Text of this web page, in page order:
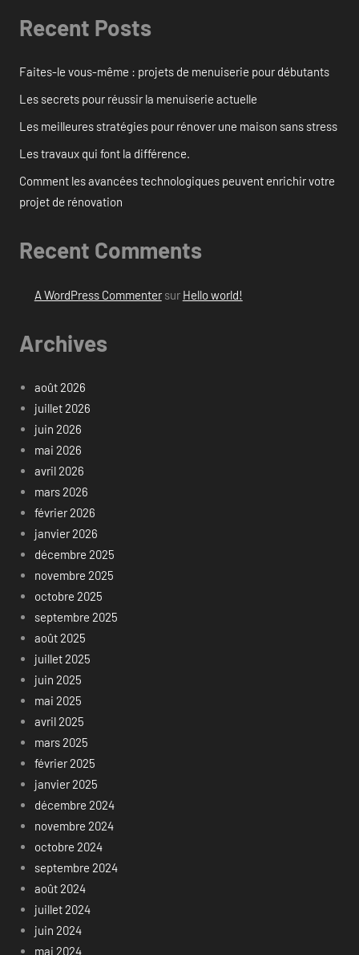
Recent Posts
Faites-le vous-même : projets de menuiserie pour débutants
Les secrets pour réussir la menuiserie actuelle
Les meilleures stratégies pour rénover une maison sans stress
Les travaux qui font la différence.
Comment les avancées technologiques peuvent enrichir votre
projet de rénovation
Recent Comments
A WordPress Commentersur Hello world!
Archives
août 2026
juillet 2026
juin 2026
mai 2026
avril 2026
mars 2026
février 2026
janvier 2026
décembre 2025
novembre 2025
octobre 2025
septembre 2025
août 2025
juillet 2025
juin 2025
mai 2025
avril 2025
mars 2025
février 2025
janvier 2025
décembre 2024
novembre 2024
octobre 2024
septembre 2024
août 2024
juillet 2024
juin 2024
mai 2024